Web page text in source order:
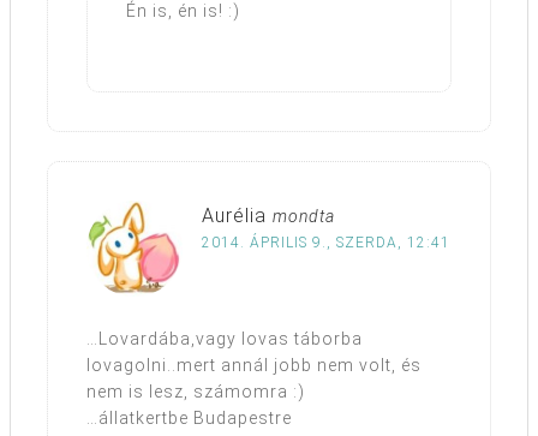
Én is, én is! :)
Aurélia mondta
2014. ÁPRILIS 9., SZERDA, 12:41
…Lovardába,vagy lovas táborba
lovagolni..mert annál jobb nem volt, és
nem is lesz, számomra :)
…állatkertbe Budapestre